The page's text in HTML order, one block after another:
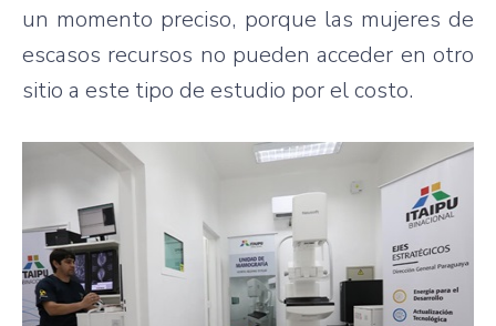
un momento preciso, porque las mujeres de
escasos recursos no pueden acceder en otro
sitio a este tipo de estudio por el costo.